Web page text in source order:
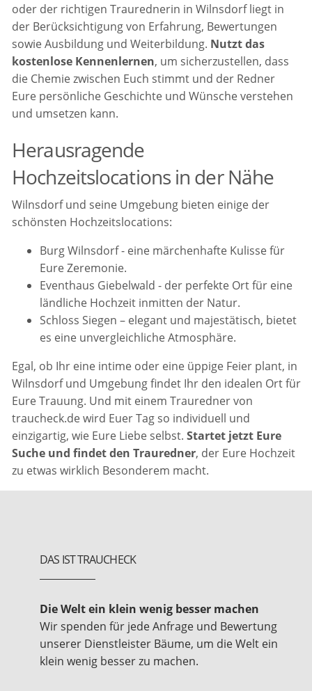
oder der richtigen Traurednerin in Wilnsdorf liegt in
der Berücksichtigung von Erfahrung, Bewertungen
sowie Ausbildung und Weiterbildung. Nutzt das
kostenlose Kennenlernen, um sicherzustellen, dass
die Chemie zwischen Euch stimmt und der Redner
Eure persönliche Geschichte und Wünsche verstehen
und umsetzen kann.
Herausragende
Hochzeitslocations in der Nähe
Wilnsdorf und seine Umgebung bieten einige der
schönsten Hochzeitslocations:
Burg Wilnsdorf - eine märchenhafte Kulisse für
Eure Zeremonie.
Eventhaus Giebelwald - der perfekte Ort für eine
ländliche Hochzeit inmitten der Natur.
Schloss Siegen – elegant und majestätisch, bietet
es eine unvergleichliche Atmosphäre.
Egal, ob Ihr eine intime oder eine üppige Feier plant, in
Wilnsdorf und Umgebung findet Ihr den idealen Ort für
Eure Trauung. Und mit einem Trauredner von
traucheck.de wird Euer Tag so individuell und
einzigartig, wie Eure Liebe selbst.Startet jetzt Eure
Suche und findet den Trauredner, der Eure Hochzeit
zu etwas wirklich Besonderem macht.
DAS IST TRAUCHECK
Die Welt ein klein wenig besser machen
Wir spenden für jede Anfrage und Bewertung
unserer Dienstleister Bäume, um die Welt ein
klein wenig besser zu machen.